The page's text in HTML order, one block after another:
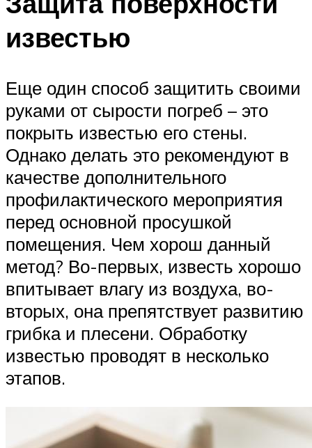
известью
Еще один способ защитить своими
руками от сырости погреб – это
покрыть известью его стены.
Однако делать это рекомендуют в
качестве дополнительного
профилактического мероприятия
перед основной просушкой
помещения. Чем хорош данный
метод? Во-первых, известь хорошо
впитывает влагу из воздуха, во-
вторых, она препятствует развитию
грибка и плесени. Обработку
известью проводят в несколько
этапов.